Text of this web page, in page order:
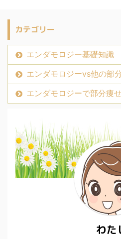
り、水分と脂肪細胞がく
っつき肥大化することで
できてしまいますが、イ
ンディバの熱によって分
解することが出来るの ...
術です。 ハイフの施術で
肪だけを狙い撃ちしてな
くすことが出来ます。 超
音波を肌に当てるのです
が、皮膚の下1.3センチの
部分だけにエネルギーを
るのです。 虫眼鏡で一点
に光を集めると、紙に火
がつくという実験を子供
のころにしたのを覚えて
いませんか？ ハイフの原
理はあの実験によく似て
います。 超音波エネルギ
カテゴリー
エンダモロジー基礎知識
エンダモロジーvs他の部
エンダモロジーで部分痩
わた